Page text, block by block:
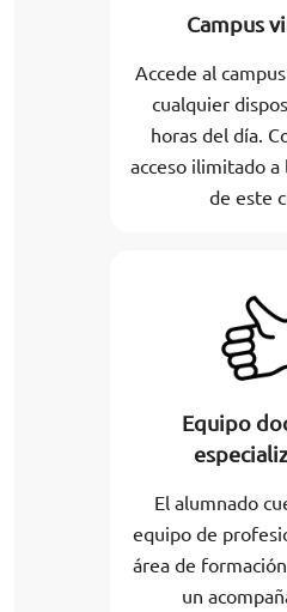
Campus
Accede al
cualquier
horas del día.
acceso ilimitado a
de este
Equipo
El alumnado
equipo de
área de
un